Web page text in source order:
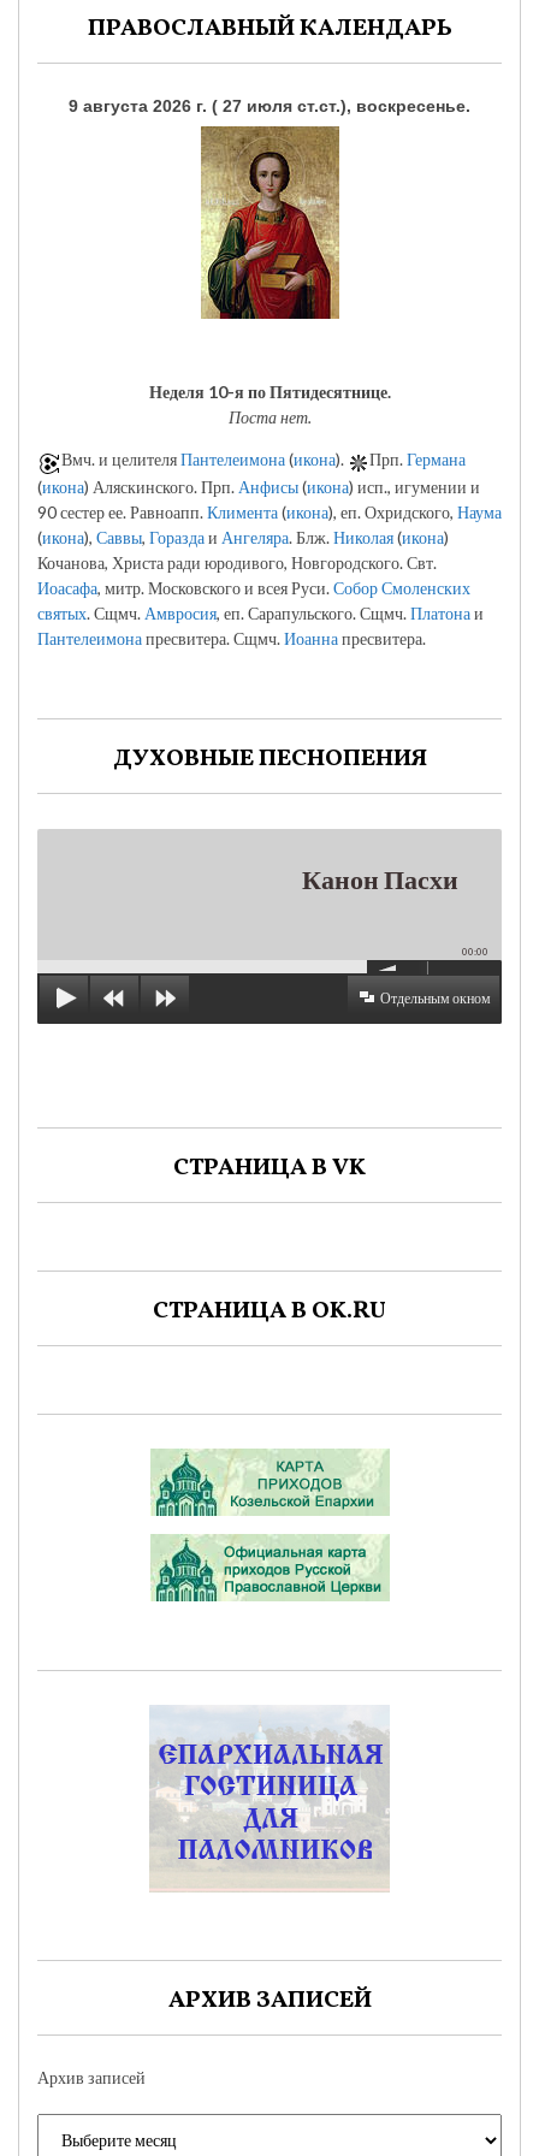
ПРАВОСЛАВНЫЙ КАЛЕНДАРЬ
9 августа 2026 г. ( 27 июля ст.ст.), воскресенье.
Неделя 10-я по Пятидесятнице.
Поста нет.
Вмч. и целителяПантелеимона(икона). Прп.Германа
(икона) Аляскинского. Прп.Анфисы(икона) исп., игумении и
90 сестер ее. Равноапп.Климента(икона), еп. Охридского, Наума
(икона), Саввы, Гораздаи Ангеляра. Блж.Николая(икона)
Кочанова, Христа ради юродивого, Новгородского. Свт.
Иоасафа, митр. Московского и всея Руси.Собор Смоленских
святых. Сщмч.Амвросия, еп. Сарапульского. Сщмч.Платонаи
Пантелеимонапресвитера. Сщмч.Иоаннапресвитера.
ДУХОВНЫЕ ПЕСНОПЕНИЯ
Канон Пасхи
00:00
Отдельным окном
СТРАНИЦА В VK
СТРАНИЦА В OK.RU
АРХИВ ЗАПИСЕЙ
Архив записей